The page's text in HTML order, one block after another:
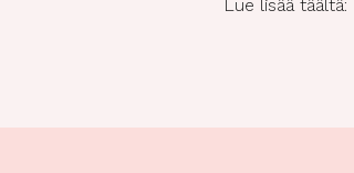
Lue lisää täältä: